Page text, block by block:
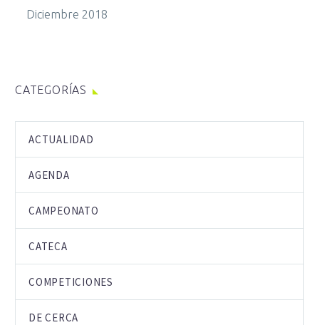
Diciembre 2018
CATEGORÍAS
ACTUALIDAD
AGENDA
CAMPEONATO
CATECA
COMPETICIONES
DE CERCA